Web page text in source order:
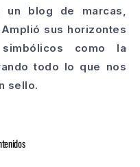
un blog de marcas,
sus horizontes
como la
todo lo que nos
sello.